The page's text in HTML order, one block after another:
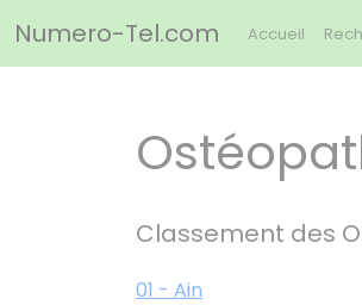
Numero-Tel.com Accueil
Classement des
01 - Ain